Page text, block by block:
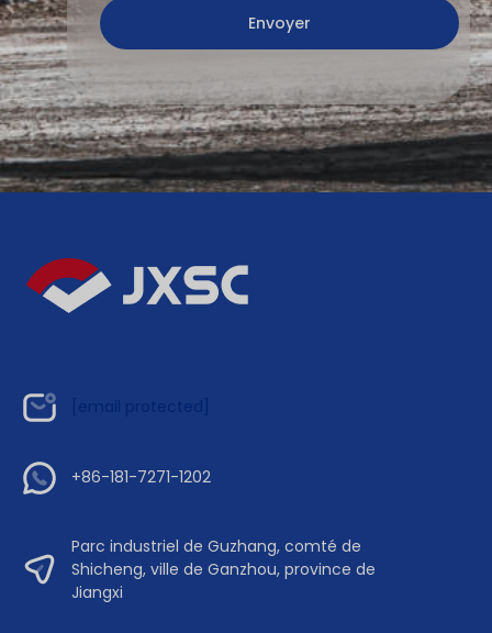
+86-181-7271-1202
Parc industriel de Guzhang, comté de
Shicheng, ville de Ganzhou, province de
Jiangxi